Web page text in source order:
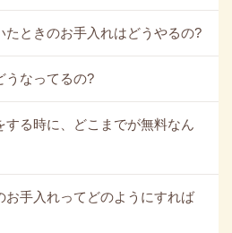
たときのお手入れはどうやるの?
うなってるの?
る時に、どこまでが無料なん
お手入れってどのようにすれば